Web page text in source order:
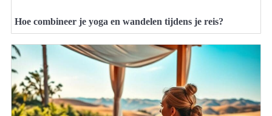
Hoe combineer je yoga en wandelen tijdens je reis?